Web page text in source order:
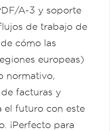
A-3 y soporte
de trabajo de
cómo las
europeas)
normativo,
facturas y
el futuro con este
¡Perfecto para